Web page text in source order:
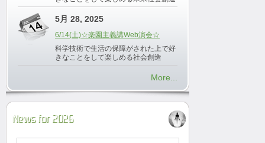
5月 28, 2025
6/14(土)☆楽園主義講Web演会☆
科学技術で生活の保障がされた上で好
きなことをして楽しめる社会創造
More...
News for 2026